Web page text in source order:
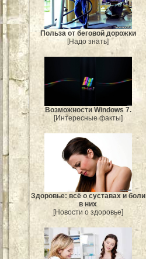
Польза от беговой дорожки
[Надо знать]
Возможности Windows 7.
[Интересные факты]
Здоровье: всё о суставах и боли
в них
[Новости о здоровье]